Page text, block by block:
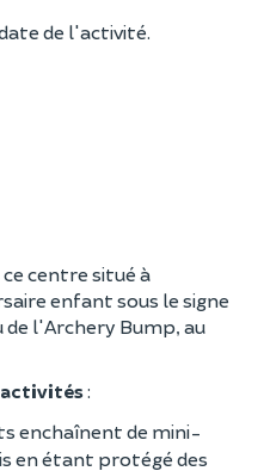
de l'activité.
centre situé à
enfant sous le signe
de l'Archery Bump, au
activités:
enchaînent de mini-
en étant protégé des